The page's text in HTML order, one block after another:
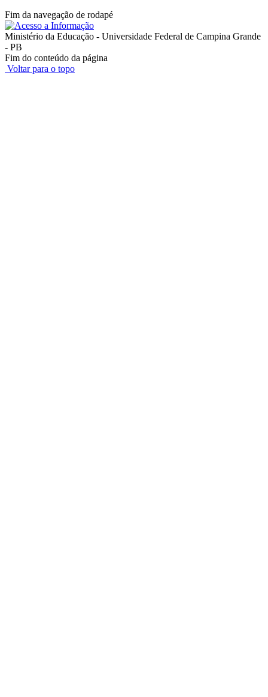
Fim da navegação de rodapé
Ministério da Educação - Universidade Federal de Campina Grande
- PB
Fim do conteúdo da página
Voltar para o topo